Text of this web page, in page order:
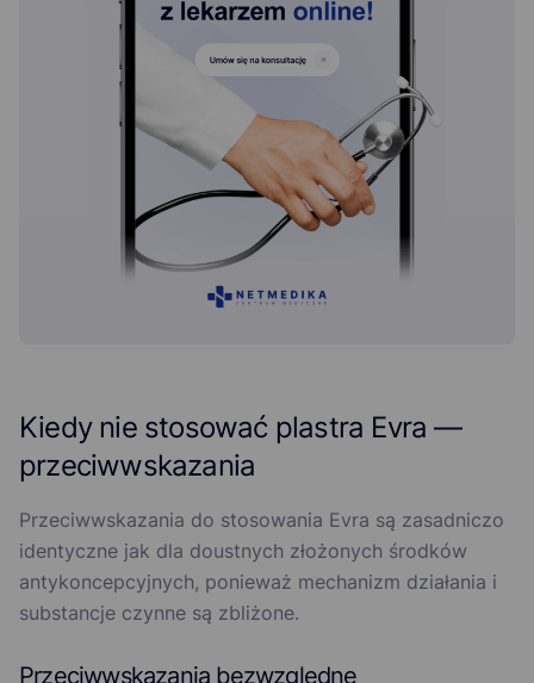
Kiedy nie stosować plastra Evra —
przeciwwskazania
Przeciwwskazania do stosowania Evra są zasadniczo
identyczne jak dla doustnych złożonych środków
antykoncepcyjnych, ponieważ mechanizm działania i
substancje czynne są zbliżone.
Przeciwwskazania bezwzględne